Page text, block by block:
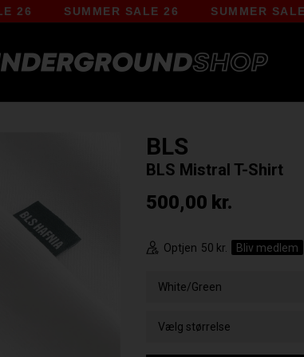
SUMMER SALE 26 SUMMER SALE 26
BLS
BLS Mistral T-Shirt
500,00 kr.
Optjen 50 kr. Bliv medlem